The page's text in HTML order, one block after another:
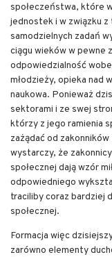
społeczeństwa, które
jednostek i w związku
samodzielnych zadań
ciągu wieków w pewne
odpowiedzialność
młodzieży, opieka nad
naukowa. Ponieważ
sektorami i ze swej
którzy z jego ramienia
zażądać od
wystarczy, że
społecznej dają wzór
odpowiedniego
traciliby coraz bardziej
społecznej.
Formacja więc
zarówno elementy